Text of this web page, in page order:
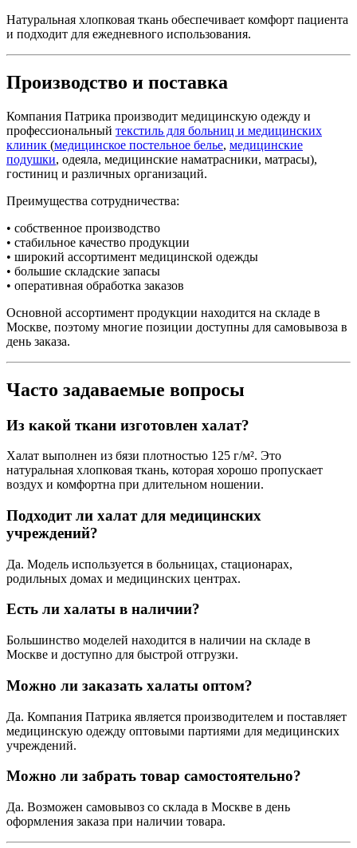
Натуральная хлопковая ткань обеспечивает комфорт пациента
и подходит для ежедневного использования.
Производство и поставка
Компания Патрика производит медицинскую одежду и
профессиональный текстиль для больниц и медицинских
клиник (медицинское постельное белье, медицинские
подушки, одеяла, медицинские наматрасники, матрасы),
гостиниц и различных организаций.
Преимущества сотрудничества:
• собственное производство
• стабильное качество продукции
• широкий ассортимент медицинской одежды
• большие складские запасы
• оперативная обработка заказов
Основной ассортимент продукции находится на складе в
Москве, поэтому многие позиции доступны для самовывоза в
день заказа.
Часто задаваемые вопросы
Из какой ткани изготовлен халат?
Халат выполнен из бязи плотностью 125 г/м². Это
натуральная хлопковая ткань, которая хорошо пропускает
воздух и комфортна при длительном ношении.
Подходит ли халат для медицинских
учреждений?
Да. Модель используется в больницах, стационарах,
родильных домах и медицинских центрах.
Есть ли халаты в наличии?
Большинство моделей находится в наличии на складе в
Москве и доступно для быстрой отгрузки.
Можно ли заказать халаты оптом?
Да. Компания Патрика является производителем и поставляет
медицинскую одежду оптовыми партиями для медицинских
учреждений.
Можно ли забрать товар самостоятельно?
Да. Возможен самовывоз со склада в Москве в день
оформления заказа при наличии товара.